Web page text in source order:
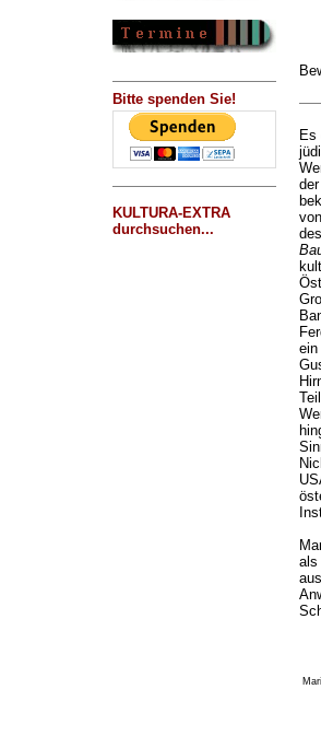
Bitte spenden Sie!
KULTURA-EXTRA
durchsuchen...
Es
ein
als